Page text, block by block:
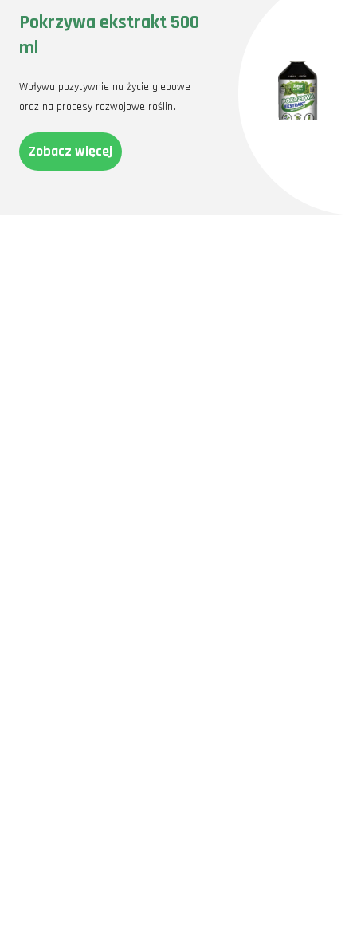
Pokrzywa ekstrakt 500
ml
Wpływa pozytywnie na życie glebowe
oraz na procesy rozwojowe roślin.
Zobacz więcej